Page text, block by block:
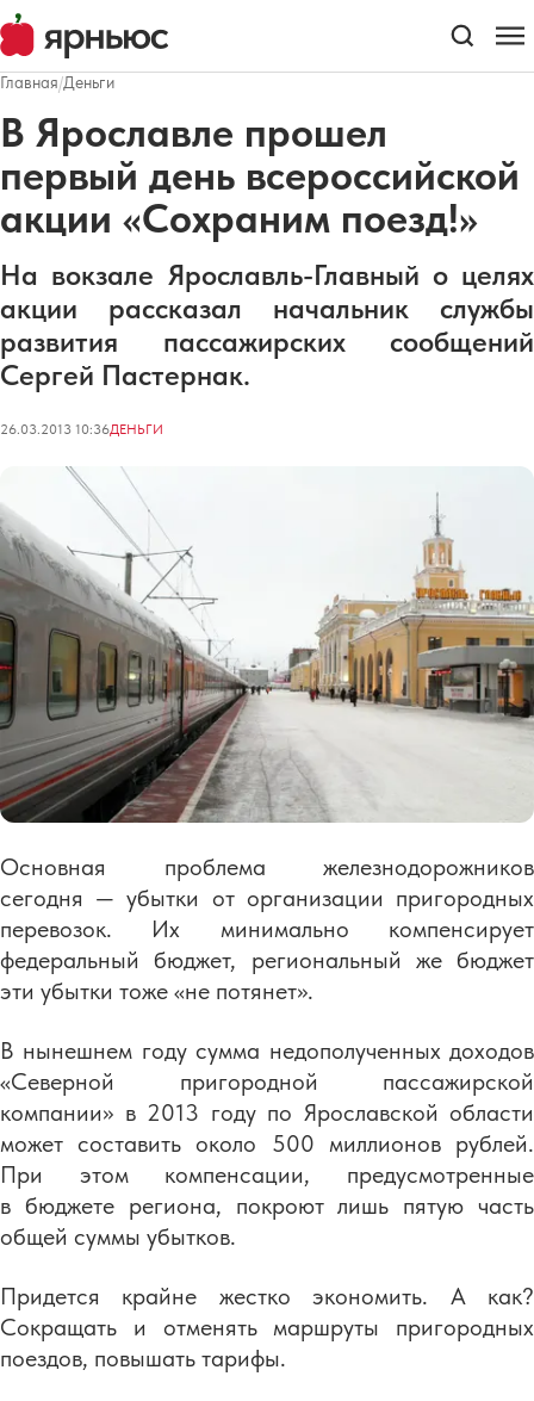
Главная/Деньги
В Ярославле прошел
первый день всероссийской
акции «Сохраним поезд!»
На вокзале Ярославль-Главный о целях
акции рассказал начальник службы
развития пассажирских сообщений
Сергей Пастернак.
26.03.2013 10:36ДЕНЬГИ
Основная проблема железнодорожников
сегодня — убытки от организации пригородных
перевозок. Их минимально компенсирует
федеральный бюджет, региональный же бюджет
эти убытки тоже «не потянет».
В нынешнем году сумма недополученных доходов
«Северной пригородной пассажирской
компании» в 2013 году по Ярославской области
может составить около 500 миллионов рублей.
При этом компенсации, предусмотренные
в бюджете региона, покроют лишь пятую часть
общей суммы убытков.
Придется крайне жестко экономить. А как?
Сокращать и отменять маршруты пригородных
поездов, повышать тарифы.